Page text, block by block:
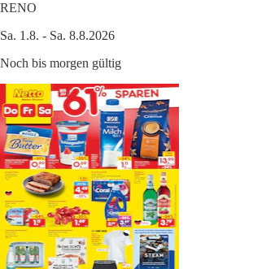
RENO
Sa. 1.8. - Sa. 8.8.2026
Noch bis morgen gültig